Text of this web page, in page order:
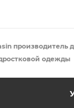
производитель
одежды